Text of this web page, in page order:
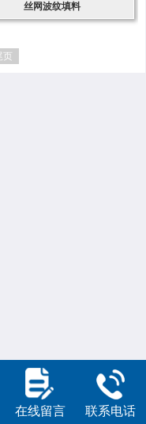
丝网波纹填料
页
在线留言 联系电话